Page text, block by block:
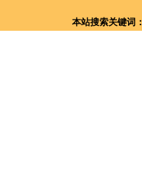
本站搜索关键词：